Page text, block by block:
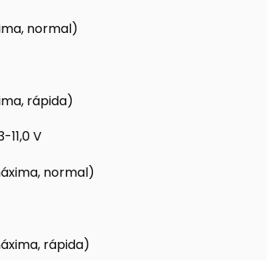
normal)
rápida)
11,0 V
normal)
rápida)